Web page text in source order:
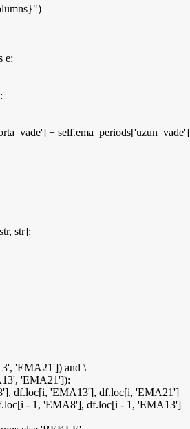
)
e:
] + self.ema_periods['uzun_vade']
str, str]:
, 'EMA21']) and \
, 'EMA21']):
], df.loc[i, 'EMA13'], df.loc[i, 'EMA21']
[i - 1 , 'EMA8'], df.loc[i - 1 , 'EMA13']